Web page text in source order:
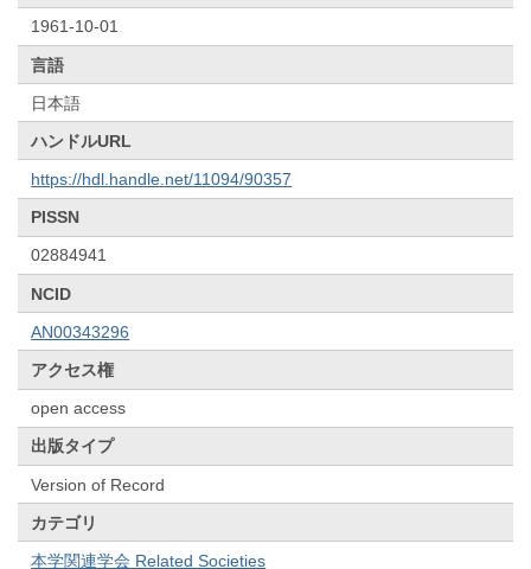
1961-10-01
言語
日本語
ハンドルURL
https://hdl.handle.net/11094/90357
PISSN
02884941
NCID
AN00343296
アクセス権
open access
出版タイプ
Version of Record
カテゴリ
本学関連学会 Related Societies